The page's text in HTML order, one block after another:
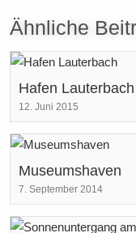
Ähnliche
Hafen Lauterbach
12. Juni 2015
Museumshaven
7. September 2014